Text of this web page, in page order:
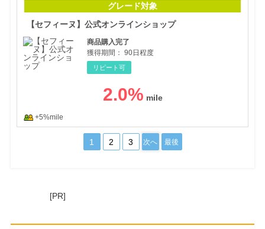
グレード対象
【セフィーヌ】公式オンラインショップ
商品購入完了
獲得期間： 90日程度
リピート可
2.0%
+5%mile
1 2 3 次へ 最後
[PR]